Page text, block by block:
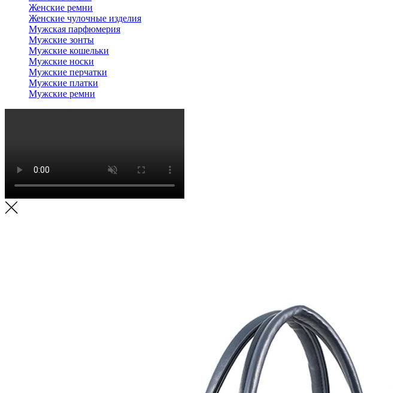
Женские ремни
Женские чулочные изделия
Мужская парфюмерия
Мужские зонты
Мужские кошельки
Мужские носки
Мужские перчатки
Мужские платки
Мужские ремни